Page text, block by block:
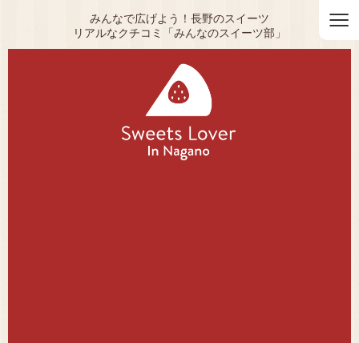
≡
みんなで広げよう！長野のスイーツ
リアルなクチコミ「みんなのスイーツ部」